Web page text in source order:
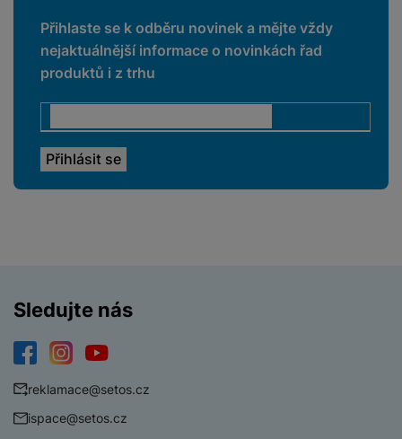
Přihlaste se k odběru novinek a mějte vždy
nejaktuálnější informace o novinkách řad
produktů i z trhu
Sledujte nás
reklamace@setos.cz
ispace@setos.cz